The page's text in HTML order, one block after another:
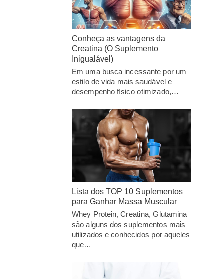
Conheça as vantagens da
Creatina (O Suplemento
Inigualável)
Em uma busca incessante por um
estilo de vida mais saudável e
desempenho físico otimizado,…
Lista dos TOP 10 Suplementos
para Ganhar Massa Muscular
Whey Protein, Creatina, Glutamina
são alguns dos suplementos mais
utilizados e conhecidos por aqueles
que…